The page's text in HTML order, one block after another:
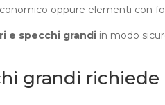
oppure elementi con
e specchi grandi in modo
grandi richiede